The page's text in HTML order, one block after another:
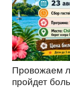
Провожаем
пройдет